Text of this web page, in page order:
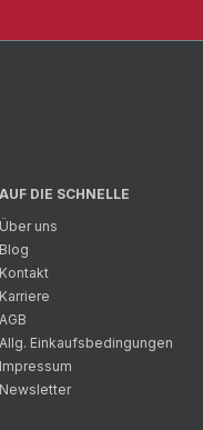
AUF DIE SCHNELLE
Über uns
Blog
Kontakt
Karriere
AGB
Allg. Einkaufsbedingungen
Impressum
Newsletter